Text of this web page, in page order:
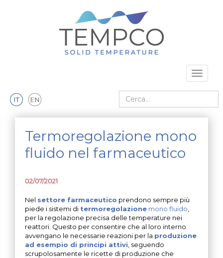
Toggle
Cerca nel sito
Termoregolazione mono
fluido nel farmaceutico
02/07/2021
Nel settore farmaceutico prendono sempre più
piede i sistemi di termoregolazione mono fluido
per la regolazione precisa delle temperature nei
reattori. Questo per consentire che al loro interno
avvengano le necessarie reazioni per la produzione
ad esempio di principi attivi , seguendo
scrupolosamente le ricette di produzione che